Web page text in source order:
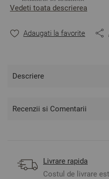
Fibrele de bambus au
Puteți combina cu
un set complet de
Vedeti toata descrierea
Adaugati la favorite
Descriere
Recenzii si Comentarii
Livrare rapida
Costul de livrare